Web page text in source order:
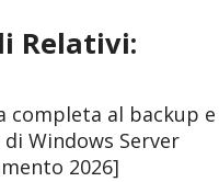
Relativi:
completa al backup e
Windows Server
2026]